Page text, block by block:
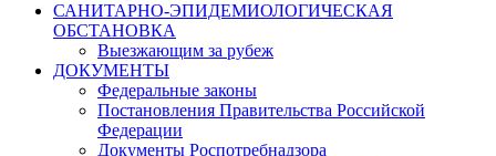
САНИТАРНО-ЭПИДЕМИОЛОГИЧЕСКАЯ
ОБСТАНОВКА
Выезжающим за рубеж
ДОКУМЕНТЫ
Федеральные законы
Постановления Правительства Российской
Федерации
Документы Роспотребнадзора